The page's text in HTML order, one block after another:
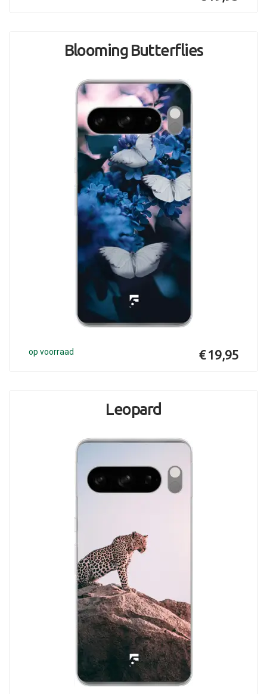
Blooming Butterflies
op voorraad € 19,95
Leopard